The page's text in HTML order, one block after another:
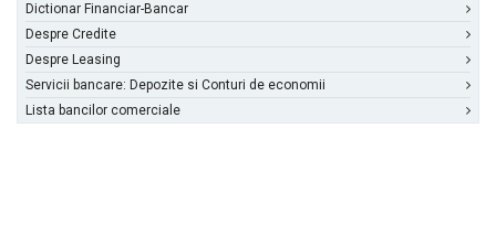
Dictionar Financiar-Bancar
Despre Credite
Despre Leasing
Servicii bancare: Depozite si Conturi de economii
Lista bancilor comerciale